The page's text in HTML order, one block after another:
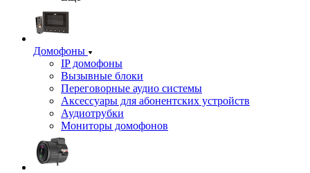
Домофоны
IP домофоны
Вызывные блоки
Переговорные аудио системы
Аксессуары для абонентских устройств
Аудиотрубки
Мониторы домофонов